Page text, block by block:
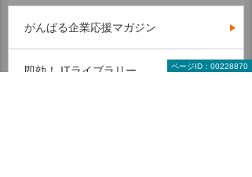
ページID：00228870
がんばる企業応援マガジン
即効！ ITライブラリー